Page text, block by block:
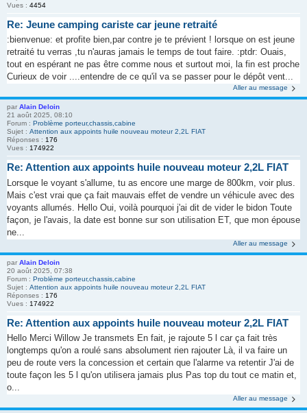
Vues : 4454
Re: Jeune camping cariste car jeune retraité
:bienvenue: et profite bien,par contre je te prévient ! lorsque on est jeune
retraité tu verras ,tu n'auras jamais le temps de tout faire. :ptdr: Ouais,
tout en espérant ne pas être comme nous et surtout moi, la fin est proche
Curieux de voir ....entendre de ce qu'il va se passer pour le dépôt vent...
Aller au message
par Alain Deloin
21 août 2025, 08:10
Forum : Problème porteur,chassis,cabine
Sujet : Attention aux appoints huile nouveau moteur 2,2L FIAT
Réponses : 176
Vues : 174922
Re: Attention aux appoints huile nouveau moteur 2,2L FIAT
Lorsque le voyant s'allume, tu as encore une marge de 800km, voir plus.
Mais c'est vrai que ça fait mauvais effet de vendre un véhicule avec des
voyants allumés. Hello Oui, voilà pourquoi j'ai dit de vider le bidon Toute
façon, je l'avais, la date est bonne sur son utilisation ET, que mon épouse
ne...
Aller au message
par Alain Deloin
20 août 2025, 07:38
Forum : Problème porteur,chassis,cabine
Sujet : Attention aux appoints huile nouveau moteur 2,2L FIAT
Réponses : 176
Vues : 174922
Re: Attention aux appoints huile nouveau moteur 2,2L FIAT
Hello Merci Willow Je transmets En fait, je rajoute 5 l car ça fait très
longtemps qu'on a roulé sans absolument rien rajouter Là, il va faire un
peu de route vers la concession et certain que l'alarme va retentir J'ai de
toute façon les 5 l qu'on utilisera jamais plus Pas top du tout ce matin et,
o...
Aller au message